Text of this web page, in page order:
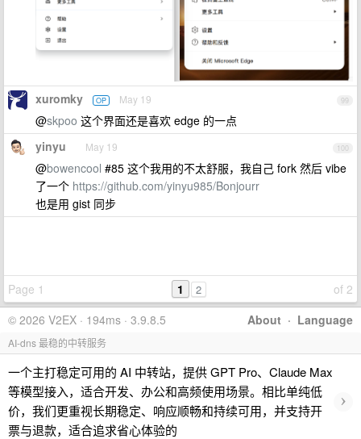
99
xuromky OP May 19
@skpoo 这个界面还是喜欢 edge 的一点
100
yinyu May 19
@bowencool #85 这个我用的不太舒服，我自己 fork 然后 vibe
了一个 https://github.com/yinyu985/Bonjourr
也是用 gist 同步
Page 1 of 2
1 2
About · Language
© 2026 V2EX · 194ms · 3.9.8.5
AI-dns 最稳的中转服务
一个主打稳定可用的 AI 中转站，提供 GPT Pro、Claude Max
等模型接入，适合开发、办公和高频使用场景。相比单纯低
价，我们更重视长期稳定、响应顺畅和持续可用，并支持开
票与退款，适合追求省心体验的
›